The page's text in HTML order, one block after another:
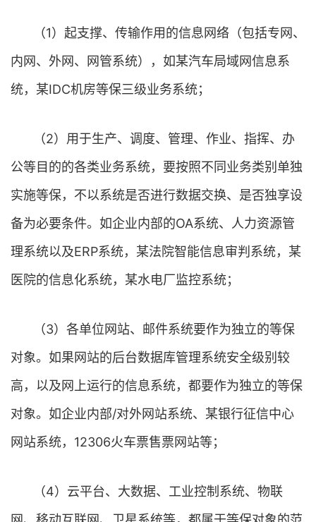
（1）起支撑、传输作用的信息网络（包括专网、
内网、外网、网管系统），如某汽车局域网信息系
统，某IDC机房等保三级业务系统；
（2）用于生产、调度、管理、作业、指挥、办
公等目的的各类业务系统，要按照不同业务类别单独
实施等保，不以系统是否进行数据交换、是否独享设
备为必要条件。如企业内部的OA系统、人力资源管
理系统以及ERP系统，某法院智能信息审判系统，某
医院的信息化系统，某水电厂监控系统；
（3）各单位网站、邮件系统要作为独立的等保
对象。如果网站的后台数据库管理系统安全级别较
高，以及网上运行的信息系统，都要作为独立的等保
对象。如企业内部/对外网站系统、某银行征信中心
网站系统，12306火车票售票网站等；
（4）云平台、大数据、工业控制系统、物联